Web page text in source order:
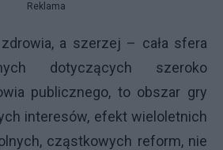
Reklama
a szerzej – cała sfera
dotyczących szeroko
publicznego, to obszar gry
interesów, efekt wieloletnich
cząstkowych reform, nie